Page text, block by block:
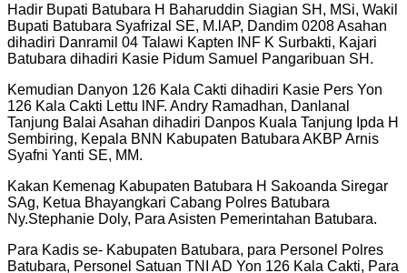
Hadir Bupati Batubara H Baharuddin Siagian SH, MSi, Wakil
Bupati Batubara Syafrizal SE, M.lAP, Dandim 0208 Asahan
dihadiri Danramil 04 Talawi Kapten INF K Surbakti, Kajari
Batubara dihadiri Kasie Pidum Samuel Pangaribuan SH.
Kemudian Danyon 126 Kala Cakti dihadiri Kasie Pers Yon
126 Kala Cakti Lettu lNF. Andry Ramadhan, Danlanal
Tanjung Balai Asahan dihadiri Danpos Kuala Tanjung Ipda H
Sembiring, Kepala BNN Kabupaten Batubara AKBP Arnis
Syafni Yanti SE, MM.
Kakan Kemenag Kabupaten Batubara H Sakoanda Siregar
SAg, Ketua Bhayangkari Cabang Polres Batubara
Ny.Stephanie Doly, Para Asisten Pemerintahan Batubara.
Para Kadis se- Kabupaten Batubara, para Personel Polres
Batubara, Personel Satuan TNI AD Yon 126 Kala Cakti, Para